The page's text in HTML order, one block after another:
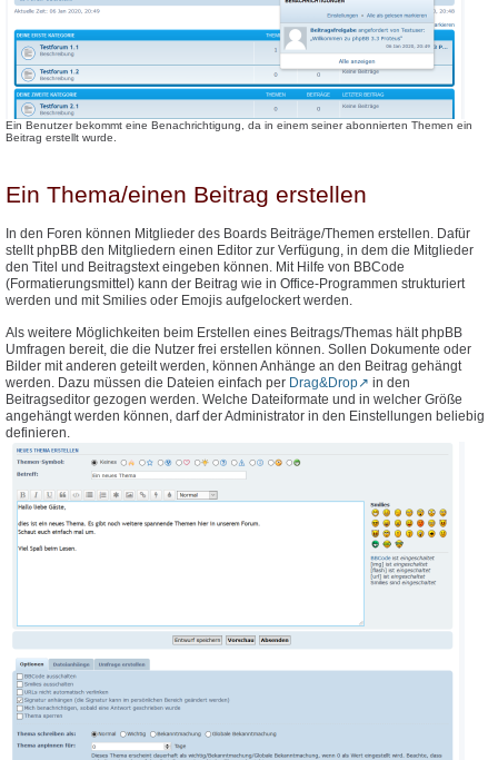
Ein Benutzer bekommt eine Benachrichtigung, da in einem seiner abonnierten Themen ein
Beitrag erstellt wurde.
Ein Thema/einen Beitrag erstellen
In den Foren können Mitglieder des Boards Beiträge/Themen erstellen. Dafür
stellt phpBB den Mitgliedern einen Editor zur Verfügung, in dem die Mitglieder
den Titel und Beitragstext eingeben können. Mit Hilfe von BBCode
(Formatierungsmittel) kann der Beitrag wie in Office-Programmen strukturiert
werden und mit Smilies oder Emojis aufgelockert werden.
Als weitere Möglichkeiten beim Erstellen eines Beitrags/Themas hält phpBB
Umfragen bereit, die die Nutzer frei erstellen können. Sollen Dokumente oder
Bilder mit anderen geteilt werden, können Anhänge an den Beitrag gehängt
werden. Dazu müssen die Dateien einfach per Drag&Drop
in den
Beitragseditor gezogen werden. Welche Dateiformate und in welcher Größe
angehängt werden können, darf der Administrator in den Einstellungen beliebig
definieren.